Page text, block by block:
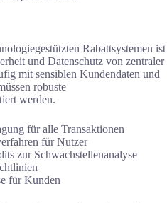
Rabattsystemen ist
und Datenschutz von zentraler
mit sensiblen Kundendaten und
robuste
werden.
für alle Transaktionen
für Nutzer
zur Schwachstellenanalyse
für Kunden